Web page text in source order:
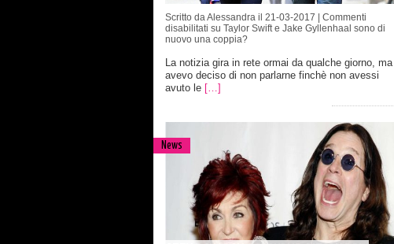
Scritto da Alessandra il 21-03-2017 | Commenti
disabilitati su Taylor Swift e Jake Gyllenhaal sono di
nuovo una coppia?
La notizia gira in rete ormai da qualche giorno, ma
avevo deciso di non parlarne finchè non avessi
avuto le […]
News